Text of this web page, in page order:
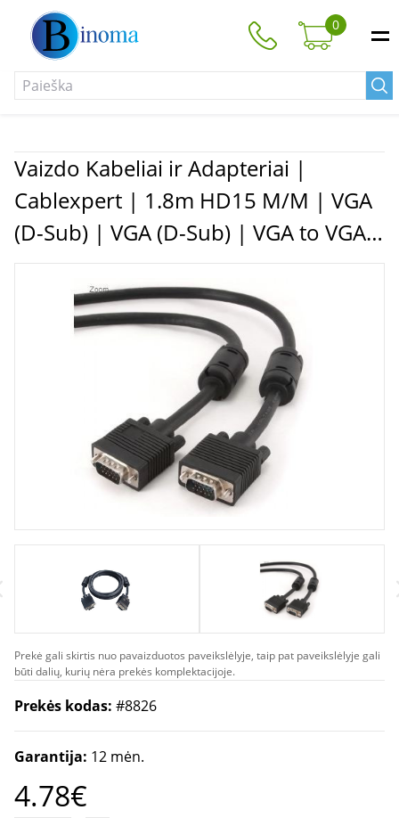
0
Vaizdo Kabeliai ir Adapteriai |
Cablexpert | 1.8m HD15 M/M | VGA
(D-Sub) | VGA (D-Sub) | VGA to VGA |
1.8 m
Prekė gali skirtis nuo pavaizduotos paveikslėlyje, taip pat paveikslėlyje gali
būti dalių, kurių nėra prekės komplektacijoje.
Prekės kodas: #8826
Garantija: 12 mėn.
4.78€